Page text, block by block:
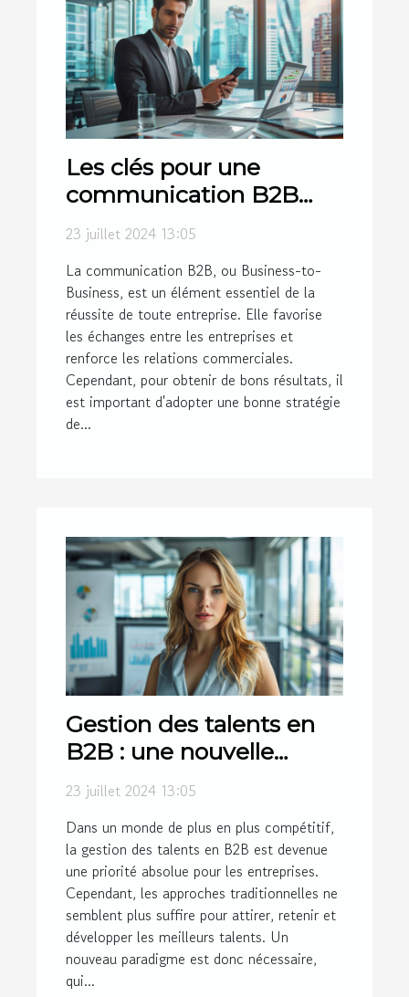
Les clés pour une
communication B2B
réussie
23 juillet 2024 13:05
La communication B2B, ou Business-to-
Business, est un élément essentiel de la
réussite de toute entreprise. Elle favorise
les échanges entre les entreprises et
renforce les relations commerciales.
Cependant, pour obtenir de bons résultats, il
est important d'adopter une bonne stratégie
de...
Gestion des talents en
B2B : une nouvelle
approche
23 juillet 2024 13:05
Dans un monde de plus en plus compétitif,
la gestion des talents en B2B est devenue
une priorité absolue pour les entreprises.
Cependant, les approches traditionnelles ne
semblent plus suffire pour attirer, retenir et
développer les meilleurs talents. Un
nouveau paradigme est donc nécessaire,
qui...